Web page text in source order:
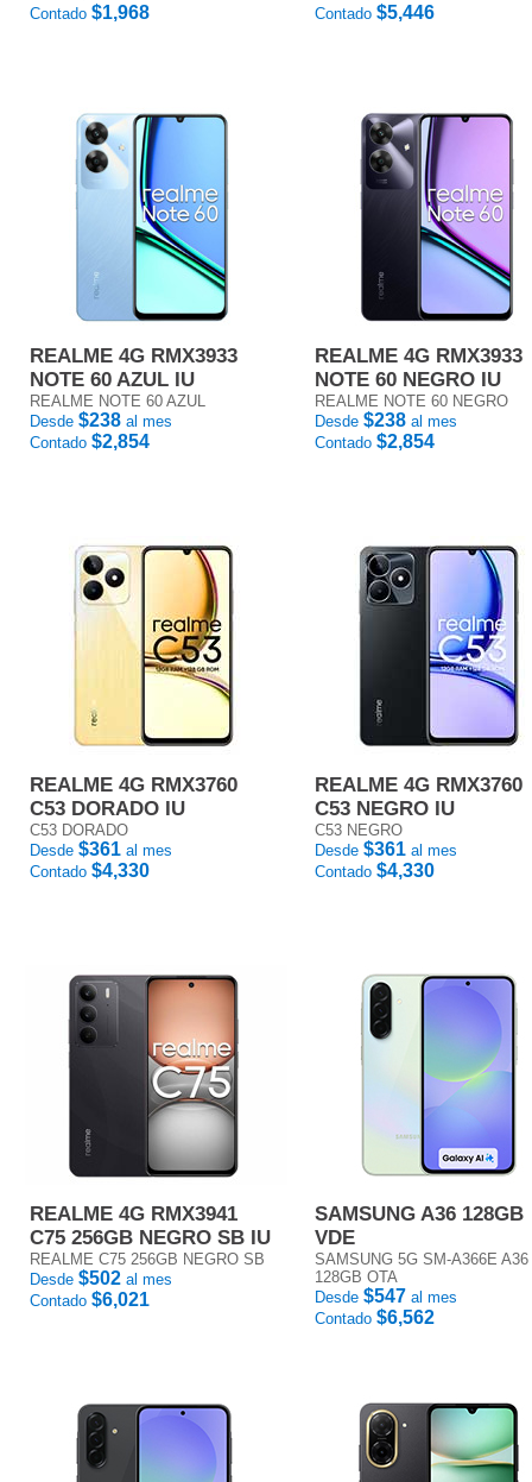
Contado $1,968
Contado $5,446
REALME 4G RMX3933
NOTE 60 AZUL IU
REALME NOTE 60 AZUL
Desde $238 al mes
Contado $2,854
REALME 4G RMX3933
NOTE 60 NEGRO IU
REALME NOTE 60 NEGRO
Desde $238 al mes
Contado $2,854
REALME 4G RMX3760
C53 DORADO IU
C53 DORADO
Desde $361 al mes
Contado $4,330
REALME 4G RMX3760
C53 NEGRO IU
C53 NEGRO
Desde $361 al mes
Contado $4,330
REALME 4G RMX3941
C75 256GB NEGRO SB IU
REALME C75 256GB NEGRO SB
Desde $502 al mes
Contado $6,021
SAMSUNG A36 128GB
VDE
SAMSUNG 5G SM-A366E A36
128GB OTA
Desde $547 al mes
Contado $6,562